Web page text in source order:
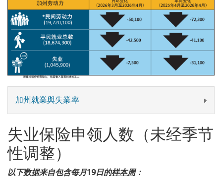
加州就業與失業率
失业保险申领人数（未经季节
性调整）
以下数据来自包含每月19日的样本周：